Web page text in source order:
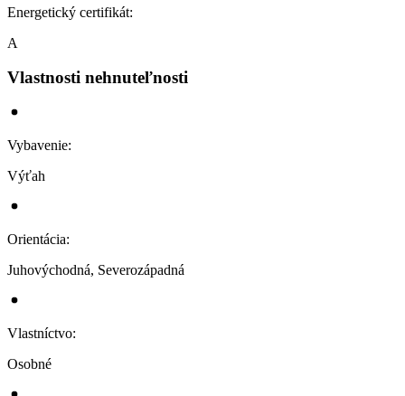
Energetický certifikát:
A
Vlastnosti nehnuteľnosti
Vybavenie:
Výťah
Orientácia:
Juhovýchodná, Severozápadná
Vlastníctvo:
Osobné